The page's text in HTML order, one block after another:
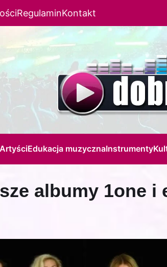
RegulaminKontakt
ArtyściEdukacja muzycznaInstrumenty
albumy 1one i